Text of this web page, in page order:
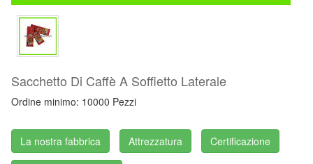
Sacchetto Di Caffè A Soffietto Laterale
Ordine minimo: 10000 Pezzi
La nostra fabbrica Attrezzatura Certificazione